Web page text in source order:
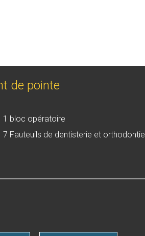
de pointe
1 bloc opératoire
7 Fauteuils de dentisterie et orthodontie